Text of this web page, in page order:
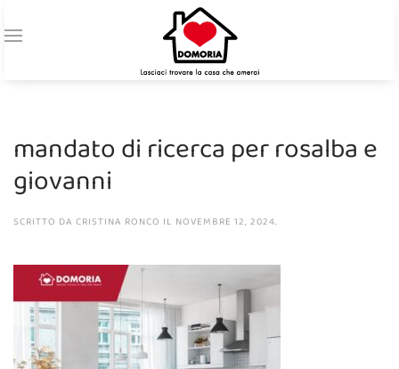
mandato di ricerca per rosalba e
giovanni
SCRITTO DA CRISTINA RONCO IL NOVEMBRE 12, 2024.